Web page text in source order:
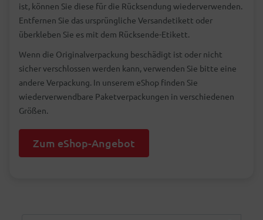
ist, können Sie diese für die Rücksendung wiederverwenden.
Entfernen Sie das ursprüngliche Versandetikett oder
überkleben Sie es mit dem Rücksende-Etikett.
Wenn die Originalverpackung beschädigt ist oder nicht
sicher verschlossen werden kann, verwenden Sie bitte eine
andere Verpackung. In unserem eShop finden Sie
wiederverwendbare Paketverpackungen in verschiedenen
Größen.
Zum eShop-Angebot